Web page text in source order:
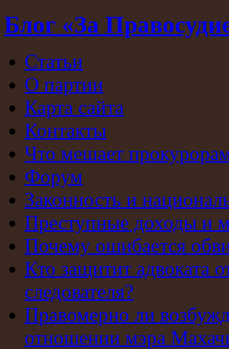
Блог «За
Статьи
О партии
Карта сайта
Контакты
Что мешает
Форум
Законность и
Преступные доходы и
Почему ошибается
Кто защитит адвоката
следователя?
Правомерно ли
отношении мэра